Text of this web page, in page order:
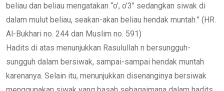
beliau dan beliau mengatakan “o’, o’3″ sedangkan siwak di
dalam mulut beliau, seakan-akan beliau hendak muntah.” (HR.
Al-Bukhari no. 244 dan Muslim no. 591)
Hadits di atas menunjukkan Rasulullah n bersungguh-
sungguh dalam bersiwak, sampai-sampai hendak muntah
karenanya. Selain itu, menunjukkan disenanginya bersiwak